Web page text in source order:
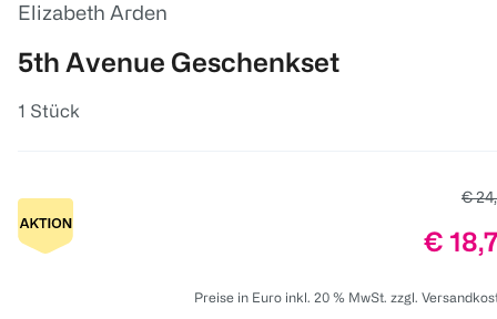
Elizabeth Arden
5th Avenue Geschenkset
1 Stück
€
Preis:
€
Preise in Euro inkl. 20 % MwSt. zzgl.